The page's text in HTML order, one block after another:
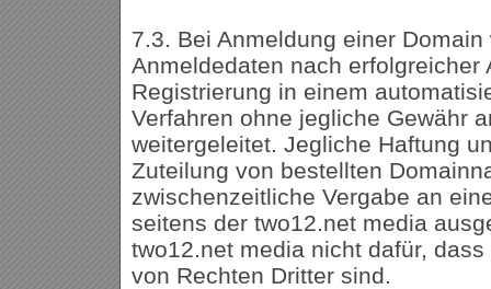
7.3. Bei Anmeldung einer Domain
Anmeldedaten nach erfolgreicher
Registrierung in einem
Verfahren ohne jegliche Gewähr
weitergeleitet. Jegliche Haftung
Zuteilung von bestellten
zwischenzeitliche Vergabe an
seitens der two12.net media
two12.net media nicht dafür,
von Rechten Dritter sind.